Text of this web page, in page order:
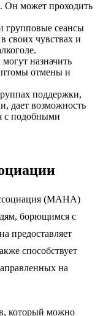
Он может проходить
групповые сеансы
своих чувствах и
назначить
отмены и
поддержки,
дает возможность
с подобными
(МАНА)
борющимся с
предоставляет
способствует
на
который можно